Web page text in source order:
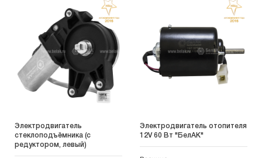
Электродвигатель
стеклоподъёмника (с
редуктором, левый)
Электродвигатель отопителя
12V 60 Вт "БелАК"